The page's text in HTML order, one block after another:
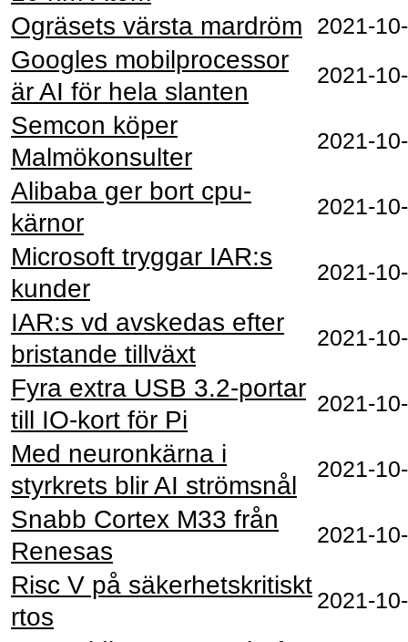
Ogräsets värsta mardröm
Googles mobilprocessor
är AI för hela slanten
Semcon köper
Malmökonsulter
Alibaba ger bort cpu-
kärnor
Microsoft tryggar IAR:s
kunder
IAR:s vd avskedas efter
bristande tillväxt
Fyra extra USB 3.2-portar
till IO-kort för Pi
Med neuronkärna i
styrkrets blir AI strömsnål
Snabb Cortex M33 från
Renesas
Risc V på säkerhetskritiskt
rtos